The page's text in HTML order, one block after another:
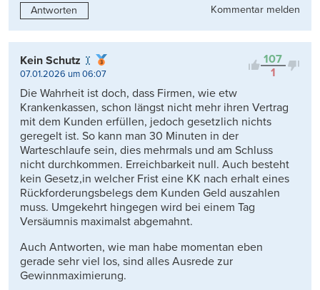
Antworten Kommentar melden
107
1
Kein Schutz
07.01.2026 um 06:07
Die Wahrheit ist doch, dass Firmen, wie etw
Krankenkassen, schon längst nicht mehr ihren Vertrag
mit dem Kunden erfüllen, jedoch gesetzlich nichts
geregelt ist. So kann man 30 Minuten in der
Warteschlaufe sein, dies mehrmals und am Schluss
nicht durchkommen. Erreichbarkeit null. Auch besteht
kein Gesetz,in welcher Frist eine KK nach erhalt eines
Rückforderungsbelegs dem Kunden Geld auszahlen
muss. Umgekehrt hingegen wird bei einem Tag
Versäumnis maximalst abgemahnt.
Auch Antworten, wie man habe momentan eben
gerade sehr viel los, sind alles Ausrede zur
Gewinnmaximierung.